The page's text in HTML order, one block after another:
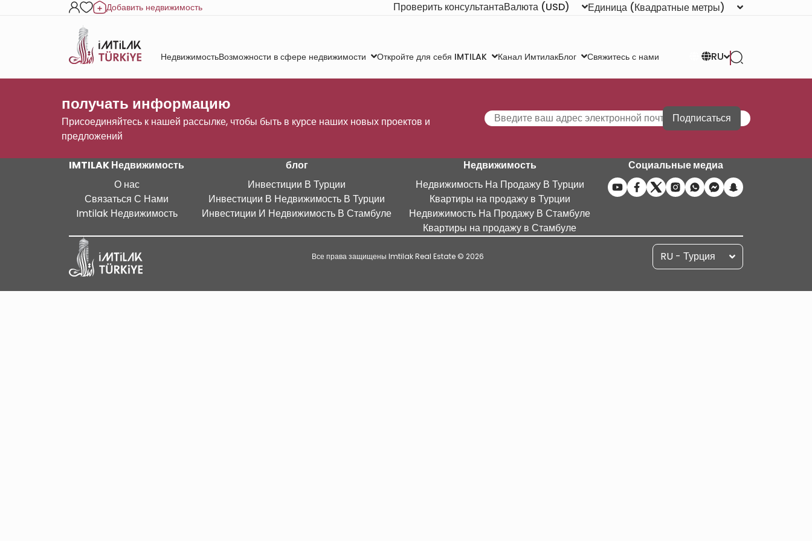
Добавить недвижимость Проверить консультантаВалюта (USD) Единица (Квадратные метры)
НедвижимостьВозможности в сфере недвижимости Откройте для себя IMTILAK Канал ИмтилакБлог Свяжитесь с нами RU
получать информацию
Присоединяйтесь к нашей рассылке, чтобы быть в курсе наших новых проектов и
предложений
Подписаться
IMTILAK Недвижимость
О нас
Связаться С Нами
Imtilak Недвижимость
блог
Инвестиции В Турции
Инвестиции В Недвижимость В Турции
Инвестиции И Недвижимость В Стамбуле
Недвижимость
Недвижимость На Продажу В Турции
Квартиры на продажу в Турции
Недвижимость На Продажу В Стамбуле
Квартиры на продажу в Стамбуле
Социальные медиа
Все права защищены Imtilak Real Estate © 2026 RU - Турция